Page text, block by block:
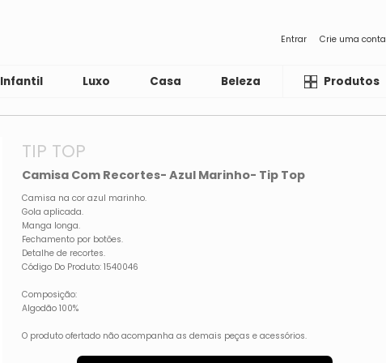
Entrar Crie uma conta
Infantil Luxo Casa Beleza LiquidaProdutos
TIP TOP
Camisa Com Recortes- Azul Marinho- Tip Top
Camisa na cor azul marinho.
Gola aplicada.
Manga longa.
Fechamento por botões.
Detalhe de recortes.
Código Do Produto: 1540046
Composição:
Algodão 100%
O produto ofertado não acompanha as demais peças e acessórios.